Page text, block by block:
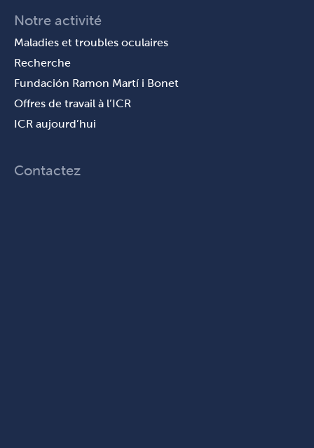
Notre activité
Maladies et troubles oculaires
Recherche
Fundación Ramon Martí i Bonet
Offres de travail à l’ICR
ICR aujourd’hui
Contactez